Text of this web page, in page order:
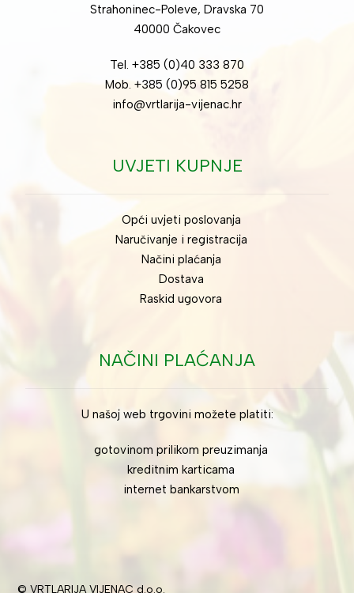
Strahoninec-Poleve, Dravska 70
40000 Čakovec
Tel. +385 (0)40 333 870
Mob. +385 (0)95 815 5258
info@vrtlarija-vijenac.hr
UVJETI KUPNJE
Opći uvjeti poslovanja
Naručivanje i registracija
Načini plaćanja
Dostava
Raskid ugovora
NAČINI PLAĆANJA
U našoj web trgovini možete platiti:
gotovinom prilikom preuzimanja
kreditnim karticama
internet bankarstvom
© VRTLARIJA VIJENAC d.o.o.